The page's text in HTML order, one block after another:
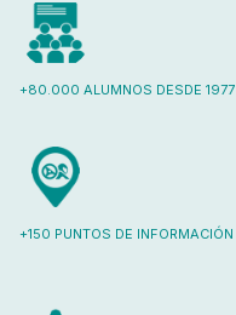
+80.000 ALUMNOS DESDE 1977
+150 PUNTOS DE INFORMACIÓN